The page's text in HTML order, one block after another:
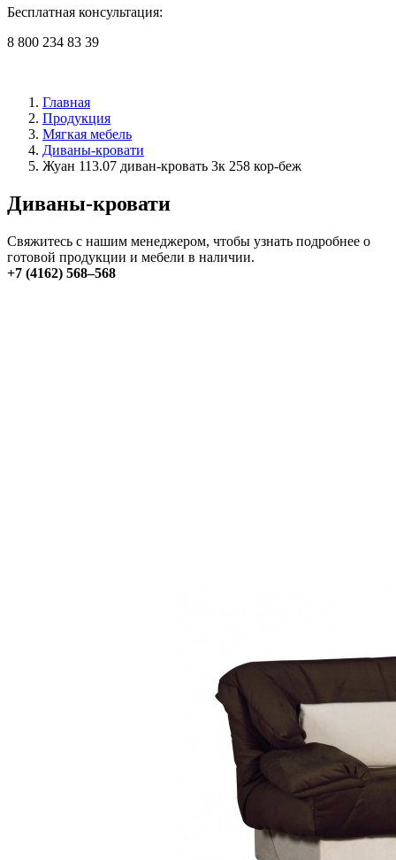
Бесплатная консультация:
8 800 234 83 39
Главная
Продукция
Мягкая мебель
Диваны-кровати
Жуан 113.07 диван-кровать 3к 258 кор-беж
Диваны-кровати
Свяжитесь с нашим менеджером, чтобы узнать подробнее о
готовой продукции и мебели в наличии.
+7 (4162) 568–568